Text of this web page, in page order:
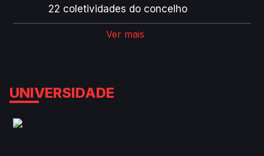
22 coletividades do concelho
Ver mais
UNIVERSIDADE